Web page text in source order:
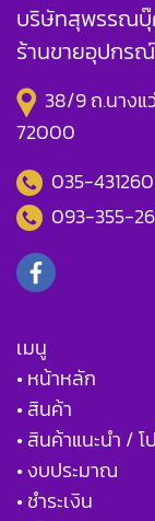
บริษัทสุพรรณบุ๊
ร้านขายอุปกร
38/9 ถ.นาง
72000
035-431260
093-355-
เมนู
• หน้าหลัก
• สินค้า
• สินค้าแนะนำ / โ
• งบประมาณ
• ชำระเงิน